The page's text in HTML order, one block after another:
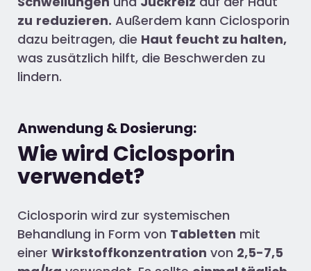
zu reduzieren. Außerdem kann Ciclosporin
dazu beitragen, die Haut feucht zu halten,
was zusätzlich hilft, die Beschwerden zu
lindern.
Anwendung & Dosierung:
Wie wird Ciclosporin
verwendet?
Ciclosporin wird zur systemischen
Behandlung in Form von Tabletten mit
einer Wirkstoffkonzentration von 2,5-7,5